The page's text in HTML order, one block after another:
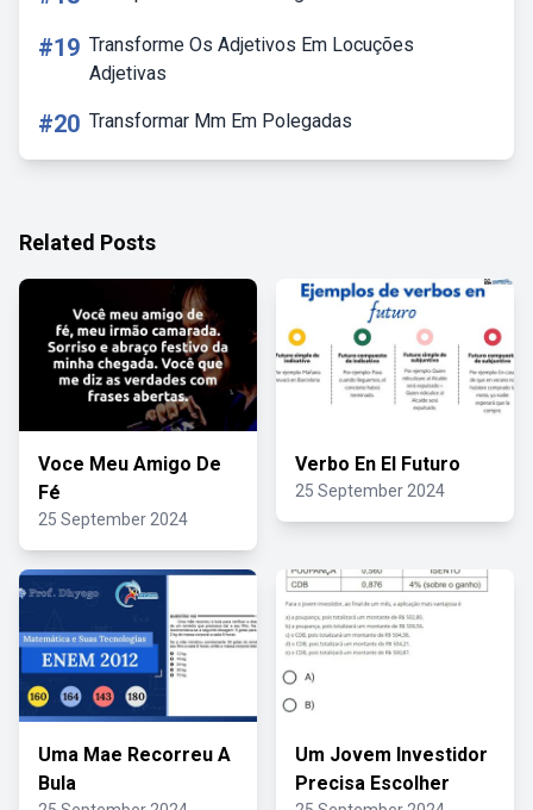
#19 Transforme Os Adjetivos Em Locuções
Adjetivas
#20 Transformar Mm Em Polegadas
Related Posts
Voce Meu Amigo De
Fé
25 September 2024
Verbo En El Futuro
25 September 2024
Uma Mae Recorreu A
Bula
Um Jovem Investidor
Precisa Escolher